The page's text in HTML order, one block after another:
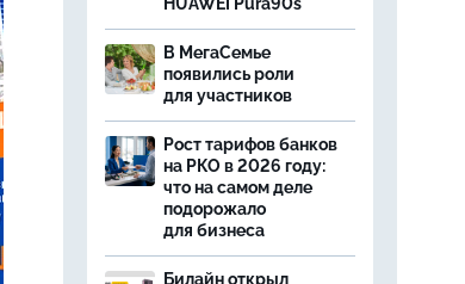
В МегаСемье
появились роли
для участников
Рост тарифов банков
на РКО в 2026 году:
что на самом деле
подорожало
для бизнеса
Билайн открыл